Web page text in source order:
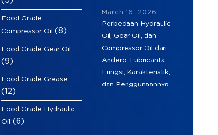
Food Grade
Compressor Oil (8)
Food Grade Gear Oil
(9)
Food Grade Grease
(12)
Food Grade Hydraulic
Oil (6)
March 16, 2026
Perbedaan Hydraulic
Oil, Gear Oil, dan
Compressor Oil dari
Anderol Lubricants:
Fungsi, Karakteristik,
dan Penggunaannya